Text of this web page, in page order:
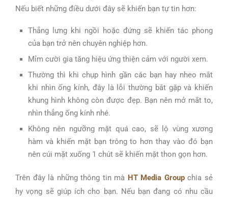
Nếu biết những điều dưới đây sẽ khiến bạn tự tin hơn:
Thẳng lưng khi ngồi hoặc đứng sẽ khiến tác phong
của bạn trở nên chuyên nghiệp hơn.
Mỉm cười gia tăng hiệu ứng thiện cảm với người xem.
Thường thì khi chụp hình gần các bạn hay nheo mắt
khi nhìn ống kính, đây là lỗi thường bắt gặp và khiến
khung hình không còn được đẹp. Bạn nên mở mắt to,
nhìn thẳng ống kính nhé.
Không nên ngưỡng mặt quá cao, sẽ lộ vùng xương
hàm và khiến mặt bạn trông to hơn thay vào đó bạn
nên cúi mặt xuống 1 chút sẽ khiến mặt thon gọn hơn.
Trên đây là những thông tin mà HT Media Group chia sẻ
hy vọng sẽ giúp ích cho bạn. Nếu bạn đang có nhu cầu